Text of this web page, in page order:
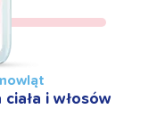
i włosów